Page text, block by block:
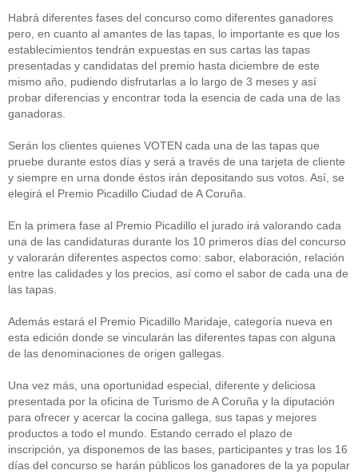
Habrá diferentes fases del concurso como diferentes ganadores
pero, en cuanto al amantes de las tapas, lo importante es que los
establecimientos tendrán expuestas en sus cartas las tapas
presentadas y candidatas del premio hasta diciembre de este
mismo año, pudiendo disfrutarlas a lo largo de 3 meses y así
probar diferencias y encontrar toda la esencia de cada una de las
ganadoras.
Serán los clientes quienes VOTEN cada una de las tapas que
pruebe durante estos días y será a través de una tarjeta de cliente
y siempre en urna donde éstos irán depositando sus votos. Así, se
elegirá el Premio Picadillo Ciudad de A Coruña.
En la primera fase al Premio Picadillo el jurado irá valorando cada
una de las candidaturas durante los 10 primeros días del concurso
y valorarán diferentes aspectos como: sabor, elaboración, relación
entre las calidades y los precios, así como el sabor de cada una de
las tapas.
Además estará el Premio Picadillo Maridaje, categoría nueva en
esta edición donde se vincularán las diferentes tapas con alguna
de las denominaciones de origen gallegas.
Una vez más, una oportunidad especial, diferente y deliciosa
presentada por la oficina de Turismo de A Coruña y la diputación
para ofrecer y acercar la cocina gallega, sus tapas y mejores
productos a todo el mundo. Estando cerrado el plazo de
inscripción, ya disponemos de las bases, participantes y tras los 16
días del concurso se harán públicos los ganadores de la ya popular